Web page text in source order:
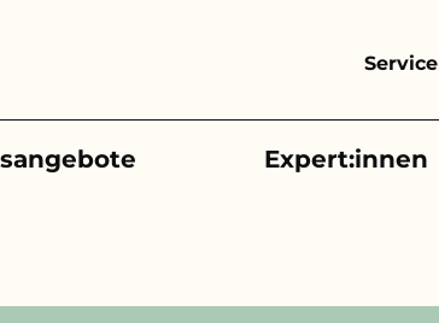
Service
Expert:innen